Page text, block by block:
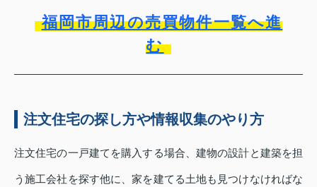
福岡市周辺の売買物件一覧へ進
む
注文住宅の探し方や情報収集のやり方
注文住宅の一戸建てを購入する場合、建物の設計と建築を担
う施工会社を探す他に、家を建てる土地も見つけなければな